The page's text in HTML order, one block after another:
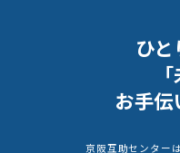
ひ
お手
京阪互助センター